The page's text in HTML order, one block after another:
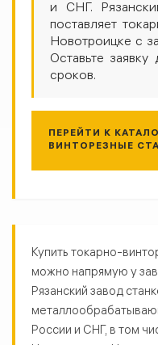
и СНГ.
поставляет
Новотроицке с
Оставьте
сроков.
ПЕРЕЙТИ К
ВИНТОРЕЗНЫЕ
Токарно-
Купить токарно-
можно напрямую у
Рязанский завод
России и СНГ, в том